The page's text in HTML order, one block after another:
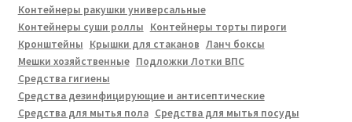
Контейнеры ракушки универсальные
Контейнеры суши роллы Контейнеры торты пироги
Кронштейны Крышки для стаканов Ланч боксы
Мешки хозяйственные Подложки Лотки ВПС
Средства гигиены
Средства дезинфицирующие и антисептические
Средства для мытья пола Средства для мытья посуды